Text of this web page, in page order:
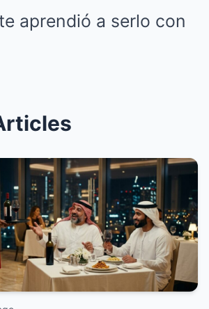
aprendió a serlo con